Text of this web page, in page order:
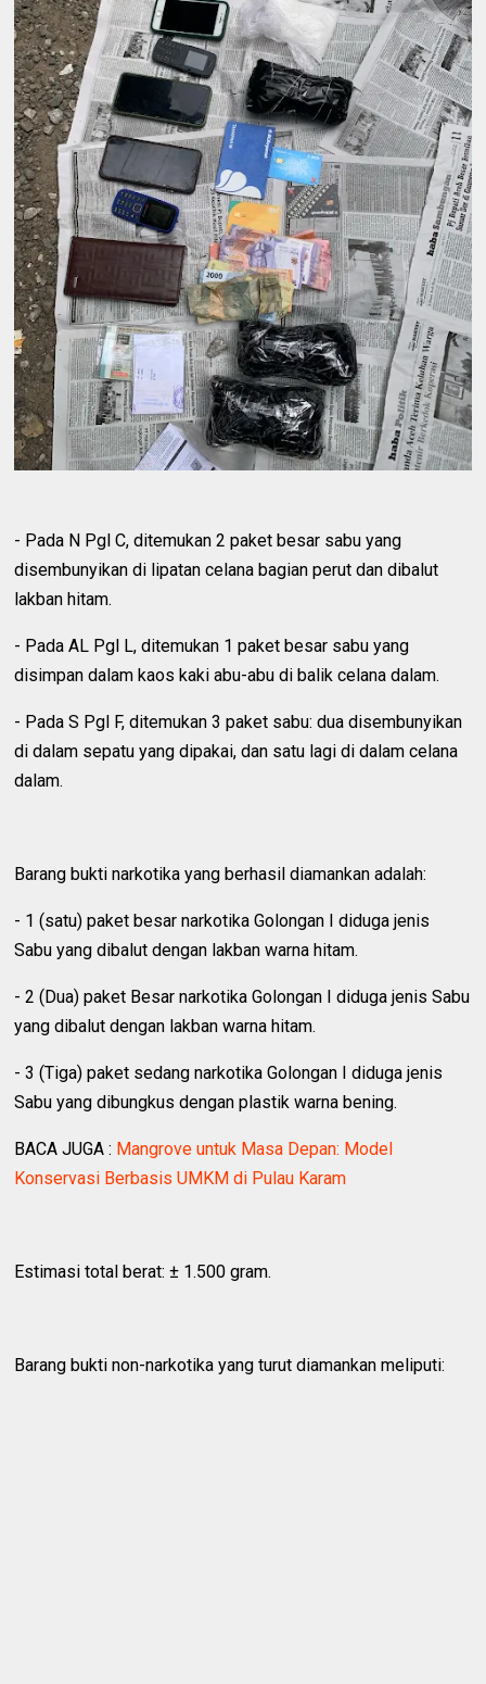
‎- Pada N Pgl C, ditemukan 2 paket besar sabu yang
disembunyikan di lipatan celana bagian perut dan dibalut
lakban hitam.
‎- Pada AL Pgl L, ditemukan 1 paket besar sabu yang
disimpan dalam kaos kaki abu-abu di balik celana dalam.
‎- Pada S Pgl F, ditemukan 3 paket sabu: dua disembunyikan
di dalam sepatu yang dipakai, dan satu lagi di dalam celana
dalam.
‎Barang bukti narkotika yang berhasil diamankan adalah:
‎- 1 (satu) paket besar narkotika Golongan I diduga jenis
Sabu yang dibalut dengan lakban warna hitam.
‎- 2 (Dua) paket Besar narkotika Golongan I diduga jenis Sabu
yang dibalut dengan lakban warna hitam.
‎- 3 (Tiga) paket sedang narkotika Golongan I diduga jenis
Sabu yang dibungkus dengan plastik warna bening.
BACA JUGA : Mangrove untuk Masa Depan: Model
Konservasi Berbasis UMKM di Pulau Karam
‎Estimasi total berat: ± 1.500 gram.
‎Barang bukti non-narkotika yang turut diamankan meliputi: